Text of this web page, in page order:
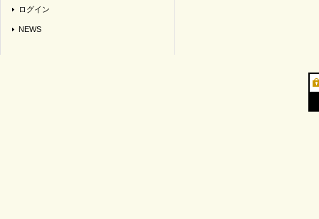
ログイン
NEWS